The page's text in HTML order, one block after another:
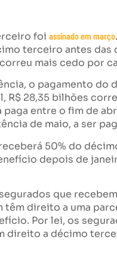
foi assinado em março
terceiro antes das
mais cedo por
o pagamento do
R$ 28,35 bilhões
entre o fim de
de maio, a ser
50% do
depois de
que
direito a uma
Por lei, os
direito a décimo